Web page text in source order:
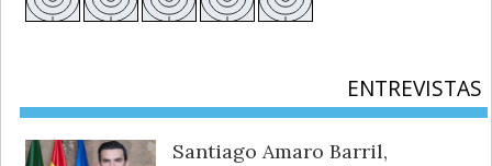
ENTREVISTAS
Santiago Amaro Barril,